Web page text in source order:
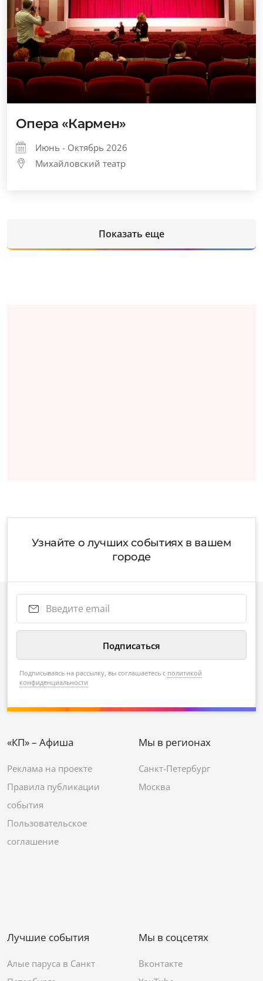
Опера «Кармен»
Июнь - Октябрь 2026
Михайловский театр
Показать еще
Узнайте о лучших событиях в вашем
городе
Подписываясь на рассылку, вы соглашаетесь с политикой
конфиденциальности
«КП» – Афиша
Реклама на проекте
Правила публикации
события
Пользовательское
соглашение
Мы в регионах
Санкт-Петербург
Москва
Лучшие события
Алые паруса в Санкт
Мы в соцсетях
Вконтакте